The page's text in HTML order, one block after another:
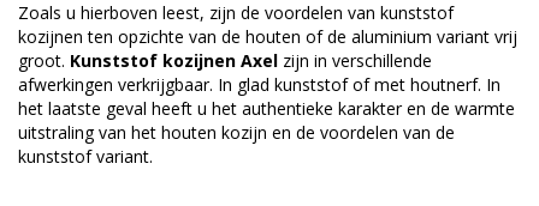
Zoals u hierboven leest, zijn de voordelen van kunststof
kozijnen ten opzichte van de houten of de aluminium variant vrij
groot. Kunststof kozijnen Axel zijn in verschillende
afwerkingen verkrijgbaar. In glad kunststof of met houtnerf. In
het laatste geval heeft u het authentieke karakter en de warmte
uitstraling van het houten kozijn en de voordelen van de
kunststof variant.